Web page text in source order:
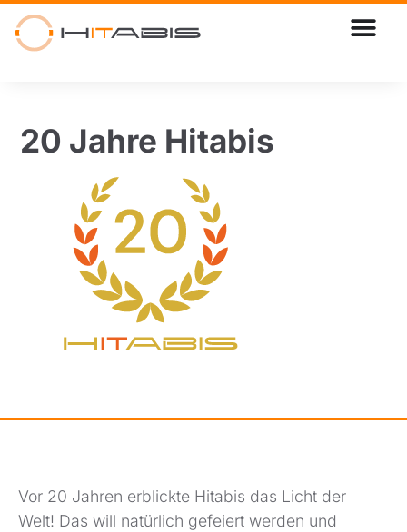
20 Jahre Hitabis
Vor 20 Jahren erblickte Hitabis das Licht der
Welt! Das will natürlich gefeiert werden und